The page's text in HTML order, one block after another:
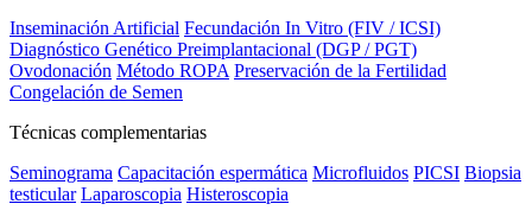
Inseminación Artificial Fecundación In Vitro (FIV / ICSI)
Diagnóstico Genético Preimplantacional (DGP / PGT)
Ovodonación Método ROPA Preservación de la Fertilidad
Congelación de Semen
Técnicas complementarias
Seminograma Capacitación espermática Microfluidos PICSI Biopsia
testicular Laparoscopia Histeroscopia